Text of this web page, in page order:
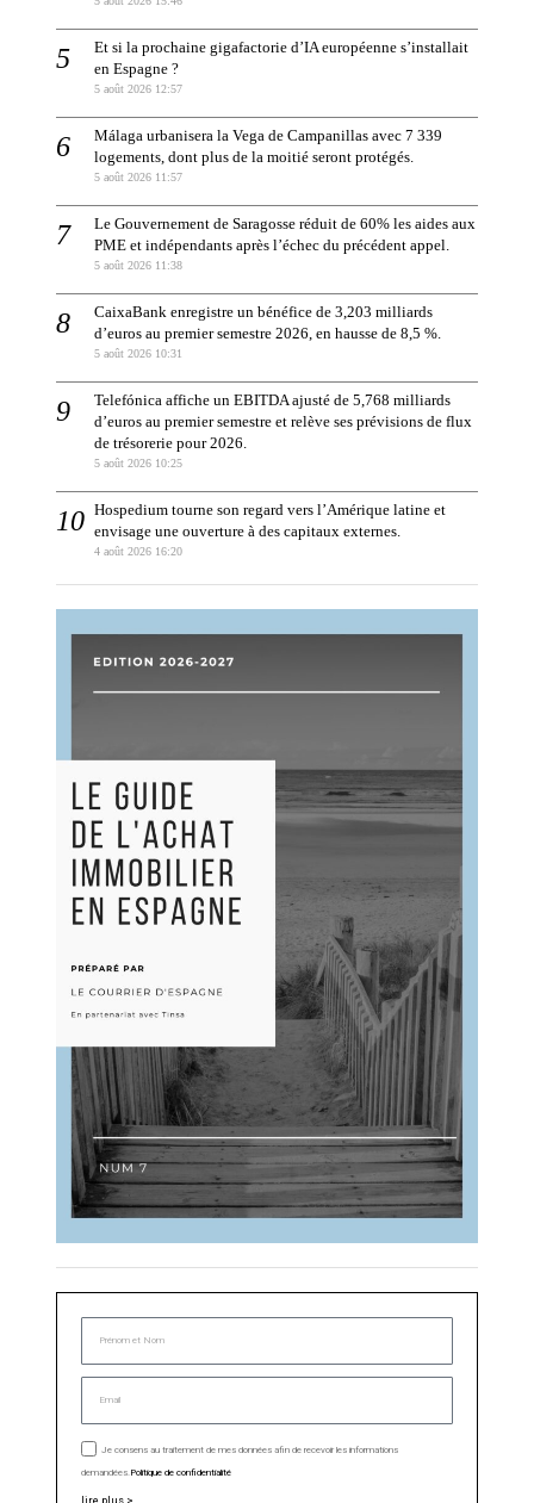
Et si la prochaine gigafactorie d’IA européenne s’installait
en Espagne ?
5 août 2026 12:57
Málaga urbanisera la Vega de Campanillas avec 7 339
logements, dont plus de la moitié seront protégés.
5 août 2026 11:57
Le Gouvernement de Saragosse réduit de 60% les aides aux
PME et indépendants après l’échec du précédent appel.
5 août 2026 11:38
CaixaBank enregistre un bénéfice de 3,203 milliards
d’euros au premier semestre 2026, en hausse de 8,5 %.
5 août 2026 10:31
Telefónica affiche un EBITDA ajusté de 5,768 milliards
d’euros au premier semestre et relève ses prévisions de flux
de trésorerie pour 2026.
5 août 2026 10:25
Hospedium tourne son regard vers l’Amérique latine et
envisage une ouverture à des capitaux externes.
4 août 2026 16:20
Je consens au traitement de mes données afin de recevoir les informations
demandées.Politique de confidentialité
lire plus >